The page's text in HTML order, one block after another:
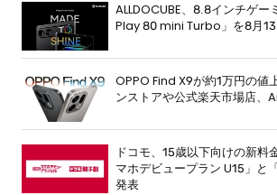
ALLDOCUBE、8.8インチゲー
Play 80 mini Turbo」を8月
OPPO Find X9が約1万円の値
ンストアや公式楽天市場店、
ドコモ、15歳以下向けの新料
マホデビュープラン U15」と
発表